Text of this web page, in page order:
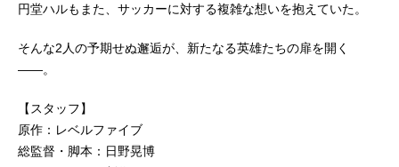
円堂ハルもまた、サッカーに対する複雑な想いを抱えていた。
そんな2人の予期せぬ邂逅が、新たなる英雄たちの扉を開く
――。
【スタッフ】
原作：レベルファイブ
総監督・脚本：日野晃博